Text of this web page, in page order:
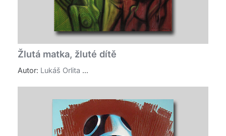
Žlutá matka, žluté dítě
Autor: Lukáš Orlita ...